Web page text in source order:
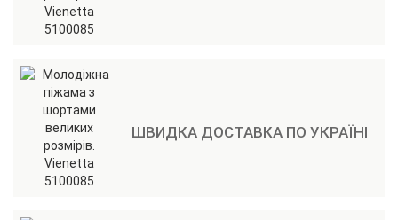
ШВИДКА ДОСТАВКА ПО УКРАЇНІ